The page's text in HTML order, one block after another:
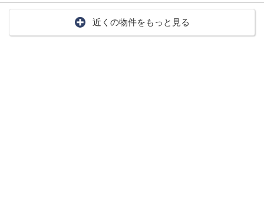
近くの物件をもっと見る